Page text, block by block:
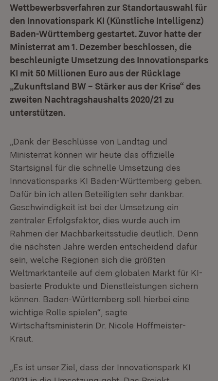
Wettbewerbsverfahren zur Standortauswahl für
den Innovationspark KI (Künstliche Intelligenz)
Baden-Württemberg gestartet. Zuvor hatte der
Ministerrat am 1. Dezember beschlossen, die
beschleunigte Umsetzung des Innovationsparks
KI mit 50 Millionen Euro aus der Rücklage
„Zukunftsland BW – Stärker aus der Krise“ des
zweiten Nachtragshaushalts 2020/21 zu
unterstützen.
„Dank der Beschlüsse von Landtag und
Ministerrat können wir heute das offizielle
Startsignal für die schnelle Umsetzung des
Innovationsparks KI Baden-Württemberg geben.
Dafür bin ich allen Beteiligten sehr dankbar.
Geschwindigkeit ist bei der Umsetzung ein
zentraler Erfolgsfaktor, dies wurde auch im
Rahmen der Machbarkeitsstudie deutlich. Denn
die nächsten Jahre werden entscheidend dafür
sein, welche Regionen sich die größten
Weltmarktanteile auf dem globalen Markt für KI-
basierte Produkte und Dienstleistungen sichern
können. Baden-Württemberg soll hierbei eine
wichtige Rolle spielen“, sagte
Wirtschaftsministerin Dr. Nicole Hoffmeister-
Kraut.
„Es ist unser Ziel, dass der Innovationspark KI